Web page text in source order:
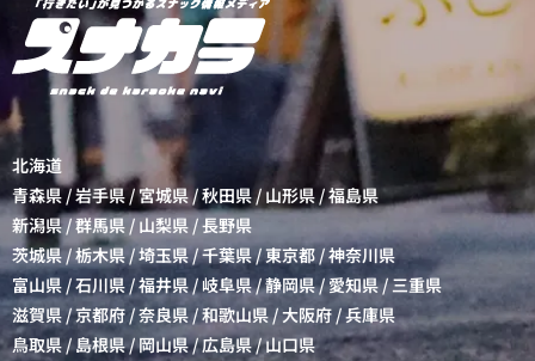
北海道
青森県/岩手県/宮城県/秋田県 / 山形県/福島県
新潟県/群馬県 / 山梨県 /長野県
茨城県 /栃木県/埼玉県/千葉県/東京都 /神奈川県
富山県 /石川県 /福井県/岐阜県/静岡県/愛知県/三重県
滋賀県/京都府/奈良県 /和歌山県/大阪府 /兵庫県
鳥取県 / 島根県/岡山県/広島県/山口県